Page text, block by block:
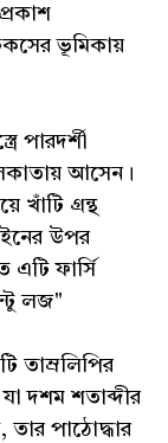
ভূমিকায়
পারদর্শী
আসেন।
খাঁটি গ্রন্থ
উপর
এটি ফার্সি
লজ"
তাম্রলিপির
দশম শতাব্দীর
তার পাঠোদ্ধার